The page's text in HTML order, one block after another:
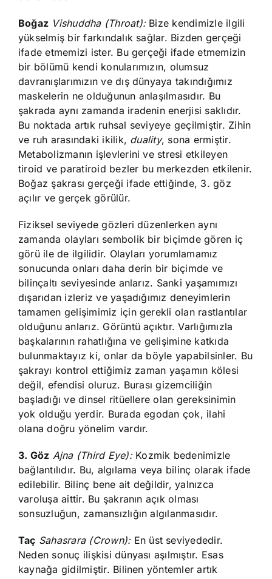
Boğaz Vishuddha (Throat):Bize kendimizle ilgili
yükselmiş bir farkındalık sağlar. Bizden gerçeği
ifade etmemizi ister. Bu gerçeği ifade etmemizin
bir bölümü kendi konularımızın, olumsuz
davranışlarımızın ve dış dünyaya takındığımız
maskelerin ne olduğunun anlaşılmasıdır. Bu
şakrada aynı zamanda iradenin enerjisi saklıdır.
Bu noktada artık ruhsal seviyeye geçilmiştir. Zihin
ve ruh arasındaki ikilik, duality, sona ermiştir.
Metabolizmanın işlevlerini ve stresi etkileyen
tiroid ve paratiroid bezler bu merkezden etkilenir.
Boğaz şakrası gerçeği ifade ettiğinde, 3. göz
açılır ve gerçek görülür.
Fiziksel seviyede gözleri düzenlerken aynı
zamanda olayları sembolik bir biçimde gören iç
görü ile de ilgilidir. Olayları yorumlamamız
sonucunda onları daha derin bir biçimde ve
bilinçaltı seviyesinde anlarız. Sanki yaşamımızı
dışarıdan izleriz ve yaşadığımız deneyimlerin
tamamen gelişimimiz için gerekli olan rastlantılar
olduğunu anlarız. Görüntü açıktır. Varlığımızla
başkalarının rahatlığına ve gelişimine katkıda
bulunmaktayız ki, onlar da böyle yapabilsinler. Bu
şakrayı kontrol ettiğimiz zaman yaşamın kölesi
değil, efendisi oluruz. Burası gizemciliğin
başladığı ve dinsel ritüellere olan gereksinimin
yok olduğu yerdir. Burada egodan çok, ilahi
olana doğru yönelim vardır.
3. Göz Ajna (Third Eye):Kozmik bedenimizle
bağlantılıdır. Bu, algılama veya bilinç olarak ifade
edilebilir. Bilinç bene ait değildir, yalnızca
varoluşa aittir. Bu şakranın açık olması
sonsuzluğun, zamansızlığın algılanmasıdır.
Taç Sahasrara (Crown):En üst seviyededir.
Neden sonuç ilişkisi dünyası aşılmıştır. Esas
kaynağa gidilmiştir. Bilinen yöntemler artık